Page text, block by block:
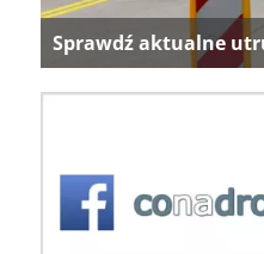
Sprawdź aktualne